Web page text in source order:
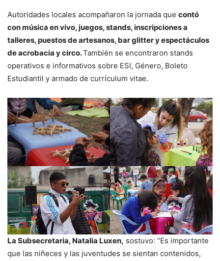
Autoridades locales acompañaron la jornada que contó
con música en vivo, juegos, stands, inscripciones a
talleres, puestos de artesanos, bar glitter y espectáculos
de acrobacia y circo.También se encontraron stands
operativos e informativos sobre ESI, Género, Boleto
Estudiantil y armado de currículum vitae.
La Subsecretaria, Natalia Luxen, sostuvo: “Es importante
que las niñeces y las juventudes se sientan contenidos,